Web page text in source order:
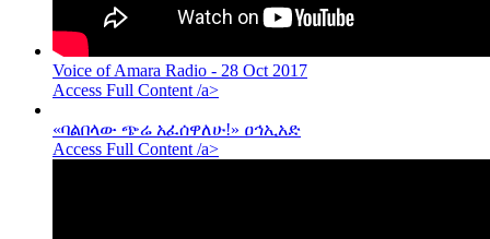
Voice of Amara Radio - 28 Oct 2017
Access Full Content /a>
«ባልበላው ጭሬ አፈሰዋለሁ!» ዐኅኢአድ
Access Full Content /a>